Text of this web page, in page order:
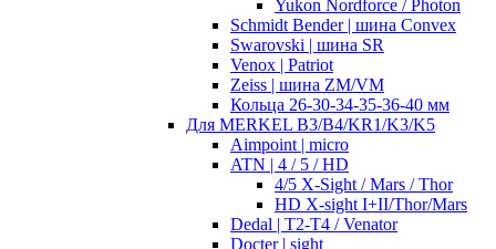
Yukon Nordforce / Photon
Schmidt Bender | шина Convex
Swarovski | шина SR
Venox | Patriot
Zeiss | шина ZM/VM
Кольца 26-30-34-35-36-40 мм
Для MERKEL B3/B4/KR1/K3/K5
Aimpoint | micro
ATN | 4 / 5 / HD
4/5 X-Sight / Mars / Thor
HD X-sight I+II/Thor/Mars
Dedal | T2-T4 / Venator
Docter | sight